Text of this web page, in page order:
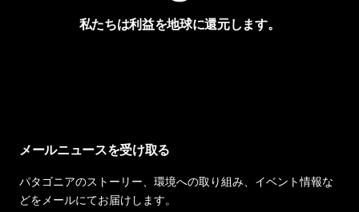
私たちは利益を地球に還元します。
メールニュースを受け取る
パタゴニアのストーリー、環境への取り組み、イベント情報な
どをメールにてお届けします。